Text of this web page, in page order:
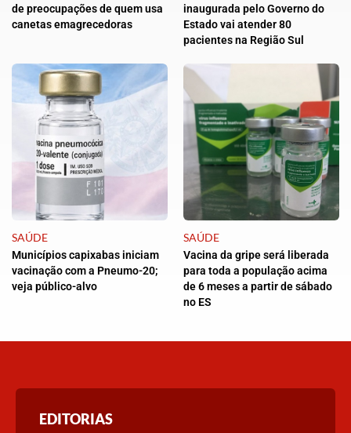
de preocupações de quem usa
canetas emagrecedoras
inaugurada pelo Governo do
Estado vai atender 80
pacientes na Região Sul
SAÚDE
Municípios capixabas iniciam
vacinação com a Pneumo-20;
veja público-alvo
SAÚDE
Vacina da gripe será liberada
para toda a população acima
de 6 meses a partir de sábado
no ES
EDITORIAS